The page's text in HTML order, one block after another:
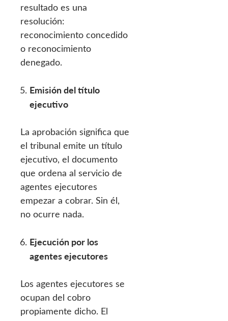
resultado es una
resolución:
reconocimiento concedido
o reconocimiento
denegado.
Emisión del título
ejecutivo
La aprobación significa que
el tribunal emite un título
ejecutivo, el documento
que ordena al servicio de
agentes ejecutores
empezar a cobrar. Sin él,
no ocurre nada.
Ejecución por los
agentes ejecutores
Los agentes ejecutores se
ocupan del cobro
propiamente dicho. El